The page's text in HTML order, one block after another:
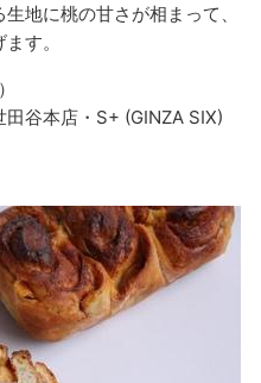
地に桃の甘さが相まって、
す。
谷本店・S+ (GINZA SIX)